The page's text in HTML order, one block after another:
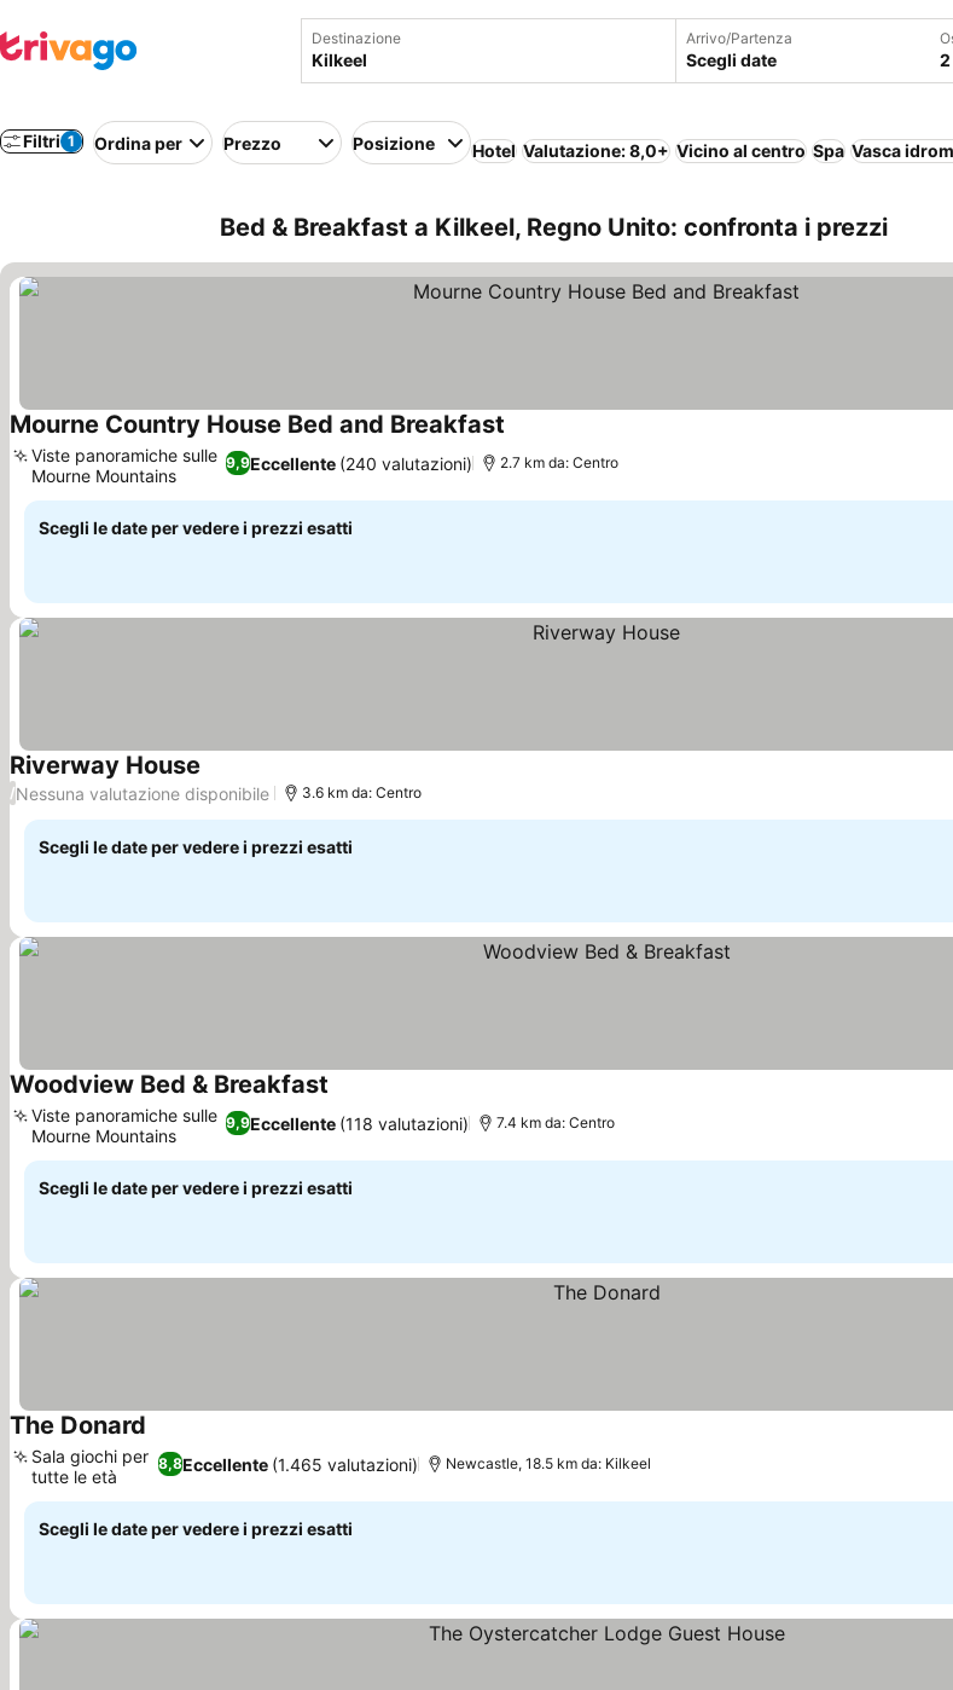
Destinazione Arrivo/Partenza
Scegli date 2
Filtri 1 Ordina per Prezzo Posizione Hotel Valutazione: 8,0+ Vicino al centro Spa Vasca
Bed & Breakfast a Kilkeel, Regno Unito: confronta i prezzi
Mourne Country House Bed and Breakfast
9,9Eccellente (240 valutazioni)
Viste panoramiche sulle
Mourne Mountains
2.7 km da: Centro
Scegli le date per vedere i prezzi esatti
Riverway House
/Nessuna valutazione disponibile 3.6 km da: Centro
Scegli le date per vedere i prezzi esatti
Woodview Bed & Breakfast
9,9Eccellente (118 valutazioni)
Viste panoramiche sulle
Mourne Mountains
7.4 km da: Centro
Scegli le date per vedere i prezzi esatti
The Donard
8,8Eccellente (1.465 valutazioni)
Sala giochi per
tutte le età
Newcastle, 18.5 km da: Kilkeel
Scegli le date per vedere i prezzi esatti